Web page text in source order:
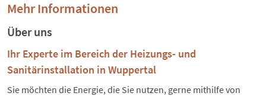
Mehr Informationen
Über uns
Ihr Experte im Bereich der Heizungs- und
Sanitärinstallation in Wuppertal
Sie möchten die Energie, die Sie nutzen, gerne mithilfe von